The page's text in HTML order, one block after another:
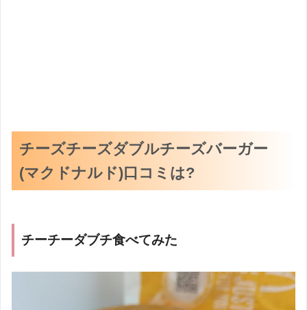
チーズチーズダブルチーズバーガー
(マクドナルド)口コミは?
チーチーダブチ食べてみた